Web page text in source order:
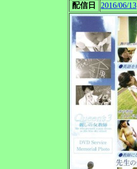
配信日
2016/06/13